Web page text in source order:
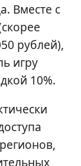
Вместе с
рублей),
игру
10%.